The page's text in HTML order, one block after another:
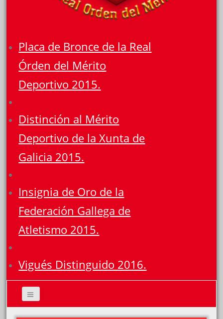
Placa de Bronce de la Real
Órden del Mérito
Deportivo 2015.
Distinción al Mérito
Deportivo de la Xunta de
Galicia 2015.
Insignia de Oro de la
Federación Gallega de
Atletismo 2015.
Vigués Distinguido 2016.